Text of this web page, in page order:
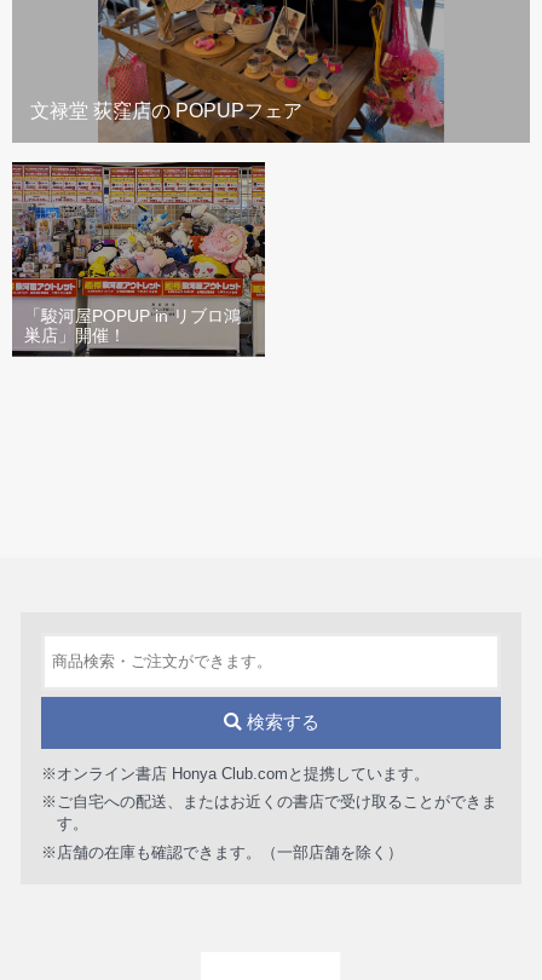
文禄堂 荻窪店の POPUPフェア
「駿河屋POPUP in リブロ鴻
巣店」開催！
検索する
※オンライン書店 Honya Club.comと提携しています。
※ご自宅への配送、またはお近くの書店で受け取ることができま
す。
※店舗の在庫も確認できます。（一部店舗を除く）